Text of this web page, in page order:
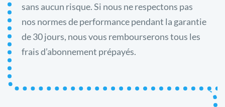
sans aucun risque. Si nous ne respectons pas
nos normes de performance pendant la garantie
de 30 jours, nous vous rembourserons tous les
frais d’abonnement prépayés.